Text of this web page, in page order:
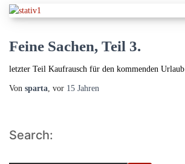
Feine Sachen, Teil 3.
letzter Teil Kaufrausch für den kommenden Urlaub
Von sparta , vor 15 Jahren
Search: